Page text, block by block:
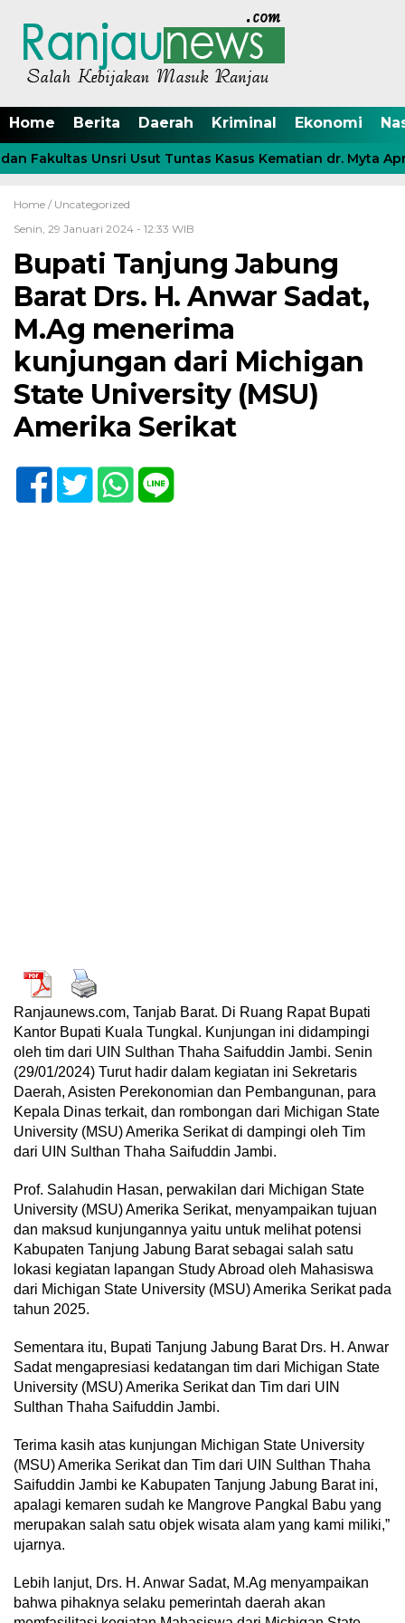
Home Berita Daerah Kriminal Ekonomi
Fakultas Unsri Usut Tuntas Kasus Kematian dr. Myta
Home / Uncategorized
Senin, 29 Januari 2024 - 12:33 WIB
Bupati Tanjung Jabung
Barat Drs. H. Anwar Sadat,
M.Ag menerima
kunjungan dari Michigan
State University (MSU)
Amerika Serikat
Ranjaunews.com, Tanjab Barat. Di Ruang Rapat Bupati
Kantor Bupati Kuala Tungkal. Kunjungan ini didampingi
oleh tim dari UIN Sulthan Thaha Saifuddin Jambi. Senin
(29/01/2024) Turut hadir dalam kegiatan ini Sekretaris
Daerah, Asisten Perekonomian dan Pembangunan, para
Kepala Dinas terkait, dan rombongan dari Michigan State
University (MSU) Amerika Serikat di dampingi oleh Tim
dari UIN Sulthan Thaha Saifuddin Jambi.
Prof. Salahudin Hasan, perwakilan dari Michigan State
University (MSU) Amerika Serikat, menyampaikan tujuan
dan maksud kunjungannya yaitu untuk melihat potensi
Kabupaten Tanjung Jabung Barat sebagai salah satu
lokasi kegiatan lapangan Study Abroad oleh Mahasiswa
dari Michigan State University (MSU) Amerika Serikat pada
tahun 2025.
Sementara itu, Bupati Tanjung Jabung Barat Drs. H. Anwar
Sadat mengapresiasi kedatangan tim dari Michigan State
University (MSU) Amerika Serikat dan Tim dari UIN
Sulthan Thaha Saifuddin Jambi.
Terima kasih atas kunjungan Michigan State University
(MSU) Amerika Serikat dan Tim dari UIN Sulthan Thaha
Saifuddin Jambi ke Kabupaten Tanjung Jabung Barat ini,
apalagi kemaren sudah ke Mangrove Pangkal Babu yang
merupakan salah satu objek wisata alam yang kami miliki,”
ujarnya.
Lebih lanjut, Drs. H. Anwar Sadat, M.Ag menyampaikan
bahwa pihaknya selaku pemerintah daerah akan